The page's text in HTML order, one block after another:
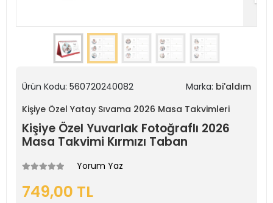
Ürün Kodu: 560720240082 Marka: bi'aldım
Kişiye Özel Yatay Sıvama 2026 Masa Takvimleri
Kişiye Özel Yuvarlak Fotoğraflı 2026
Masa Takvimi Kırmızı Taban
Yorum Yaz
749,00 TL